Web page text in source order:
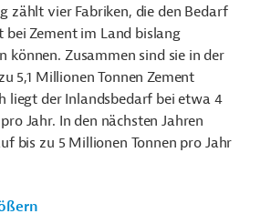
zählt vier Fabriken, die den Bedarf
Zement im Land bislang
können. Zusammen sind sie in der
5,1 Millionen Tonnen Zement
liegt der Inlandsbedarf bei etwa 4
Jahr. In den nächsten Jahren
bis zu 5 Millionen Tonnen pro Jahr